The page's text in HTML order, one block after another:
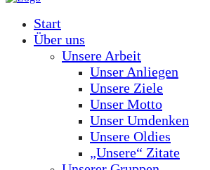
Start
Über uns
Unsere Arbeit
Unser Anliegen
Unsere Ziele
Unser Motto
Unser Umdenken
Unsere Oldies
„Unsere“ Zitate